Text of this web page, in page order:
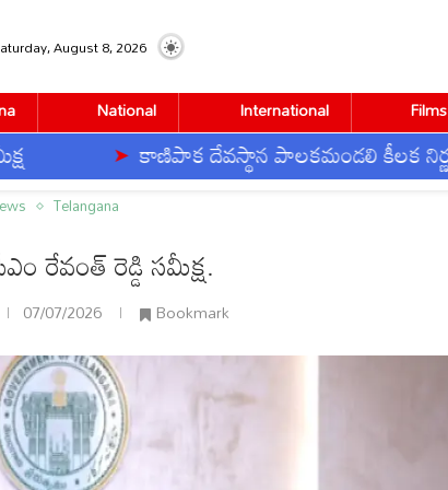
August 8, 2026
National International Films
కాణిపాక దేవస్థాన పాలకమండలి కీలక నిర్ణయాలు
Telangana
రేవంత్ రెడ్డి సమీక్ష.
07/07/2026 Bookmark